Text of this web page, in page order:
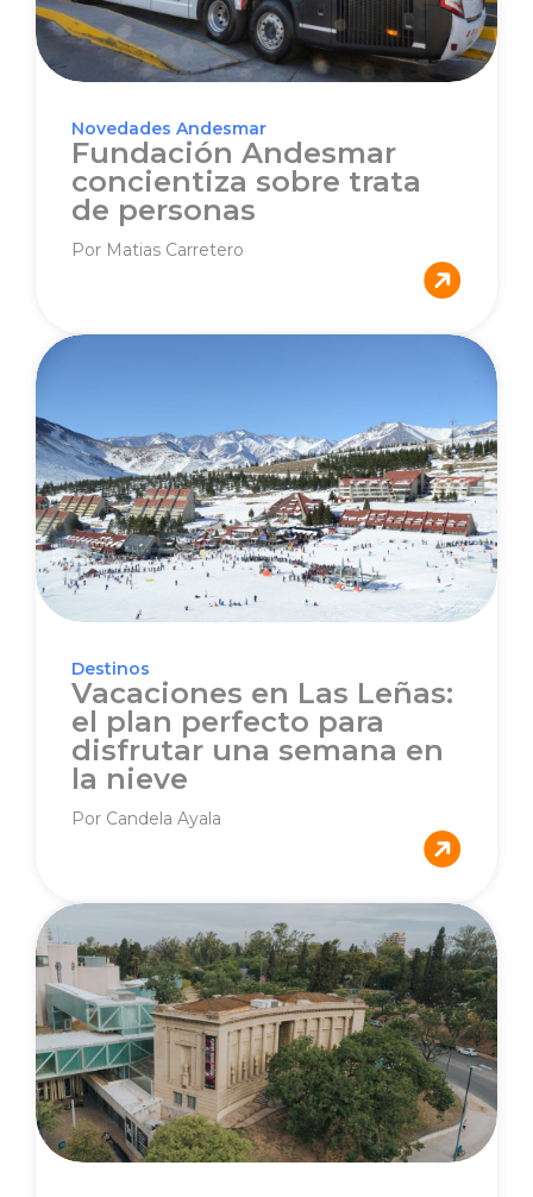
Novedades Andesmar
Fundación Andesmar
concientiza sobre trata
de personas
Por Matias Carretero
Destinos
Vacaciones en Las Leñas:
el plan perfecto para
disfrutar una semana en
la nieve
Por Candela Ayala